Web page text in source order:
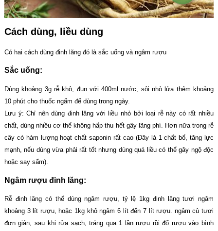
Cách dùng, liều dùng
Có hai cách dùng đinh lăng đó là sắc uống và ngâm rượu
Sắc uống:
Dùng khoảng 3g rễ khô, đun với 400ml nước, sôi nhỏ lửa thêm khoảng
10 phút cho thuốc ngấm để dùng trong ngày.
Lưu ý: Chỉ nên dùng đinh lăng với liều nhỏ bởi loại rễ này có rất nhiều
chất, dùng nhiều cơ thể không hấp thu hết gây lãng phí. Hơn nữa trong rễ
cây có hàm lượng hoạt chất saponin rất cao (Đây là 1 chất bổ, tăng lực
mạnh, nếu dùng vừa phải rất tốt nhưng dùng quá liều có thể gây ngộ độc
hoặc say sẩm).
Ngâm rượu đinh lăng:
Rễ đinh lăng có thể dùng ngâm rượu, tỷ lệ 1kg đinh lăng tươi ngâm
khoảng 3 lít rượu, hoặc 1kg khô ngâm 6 lít đến 7 lít rượu. ngâm củ tươi
đơn giản, sau khi rửa sạch, tráng qua 1 lần rượu rồi đổ rượu vào bình